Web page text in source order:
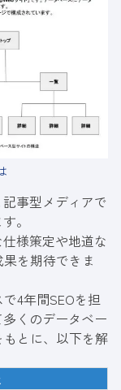
事型メディアで
。
様策定や地道な
を期待できま
4年間SEOを担
くのデータベー
とに、以下を解